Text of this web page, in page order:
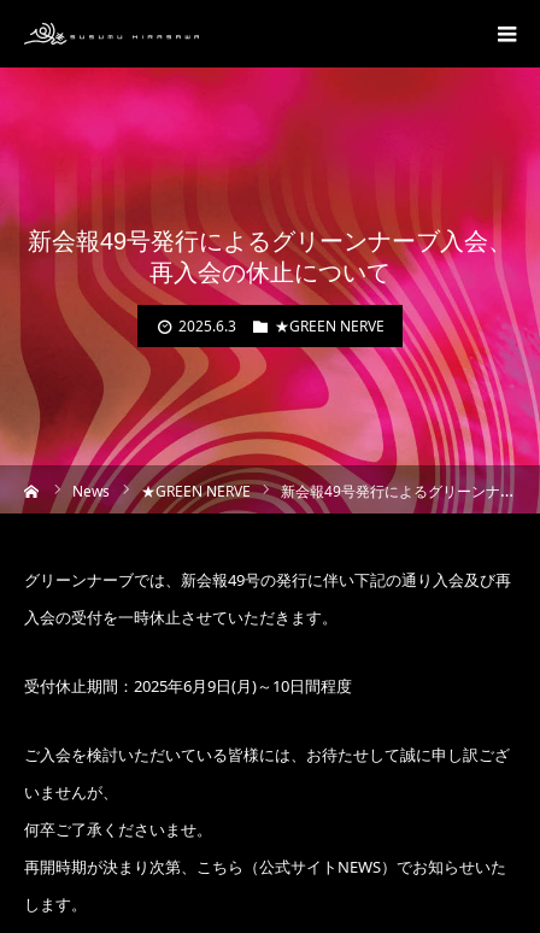
新会報49号発行によるグリーンナーブ入会、
再入会の休止について
2025.6.3 ★GREEN NERVE
News ★GREEN NERVE 新会報49号発行によるグリーンナーブ入会、再入会の休止について
グリーンナーブでは、新会報49号の発行に伴い下記の通り入会及び再
入会の受付を一時休止させていただきます。
受付休止期間：2025年6月9日(月)～10日間程度
ご入会を検討いただいている皆様には、お待たせして誠に申し訳ござ
いませんが、
何卒ご了承くださいませ。
再開時期が決まり次第、こちら（公式サイトNEWS）でお知らせいた
します。